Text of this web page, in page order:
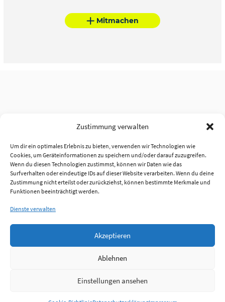
Zustimmung verwalten
Um dir ein optimales Erlebnis zu bieten, verwenden wir Technologien wie
Cookies, um Geräteinformationen zu speichern und/oder darauf zuzugreifen.
Wenn du diesen Technologien zustimmst, können wir Daten wie das
Surfverhalten oder eindeutige IDs auf dieser Website verarbeiten. Wenn du deine
Zustimmung nicht erteilst oder zurückziehst, können bestimmte Merkmale und
Funktionen beeinträchtigt werden.
Dienste verwalten
Akzeptieren
Ablehnen
Einstellungen ansehen
Mitmachen
Anmelden